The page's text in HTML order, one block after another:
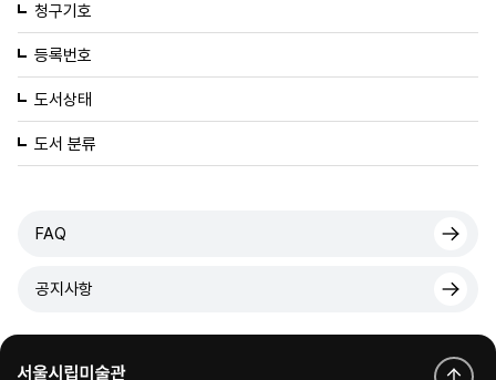
청구기호
등록번호
도서상태
도서 분류
FAQ
공지사항